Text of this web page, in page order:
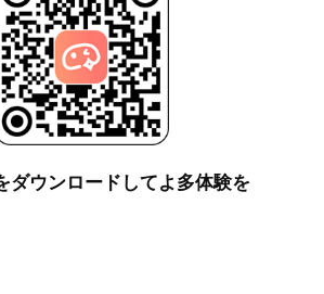
ウンロードしてよ多体験を